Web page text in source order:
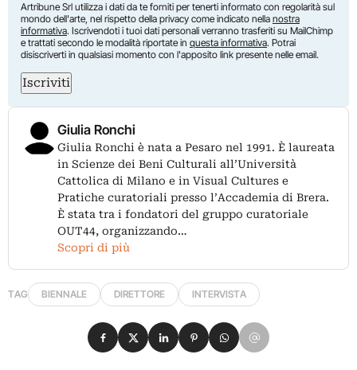
Artribune Srl utilizza i dati da te forniti per tenerti informato con regolarità sul
mondo dell'arte, nel rispetto della privacy come indicato nella nostra
informativa. Iscrivendoti i tuoi dati personali verranno trasferiti su MailChimp
e trattati secondo le modalità riportate in questa informativa. Potrai
disiscriverti in qualsiasi momento con l'apposito link presente nelle email.
Iscriviti
Giulia Ronchi
Giulia Ronchi è nata a Pesaro nel 1991. È laureata
in Scienze dei Beni Culturali all’Università
Cattolica di Milano e in Visual Cultures e
Pratiche curatoriali presso l’Accademia di Brera.
È stata tra i fondatori del gruppo curatoriale
OUT44, organizzando…
Scopri di più
TAG BIENNALE DIRETTORE INTERVISTA
Condividi su Facebook
Condividi su X
Condividi su LinkedIn
Condividi su Pinterest
Condividi su WhatsApp
Condividi su Email